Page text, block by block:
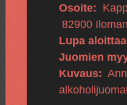
Osoite:
82900
Lupa
Juomien
Kuvaus: